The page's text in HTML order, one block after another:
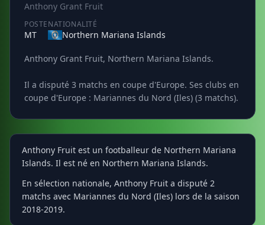
Anthony Grant Fruit
POSTE
MT
NATIONALITÉ
Northern Mariana Islands
Anthony Grant Fruit, Northern Mariana Islands.
Il a disputé 3 matchs en coupe d'Europe. Ses clubs en
coupe d'Europe : Mariannes du Nord (Iles) (3 matchs).
Anthony Fruit est un footballeur de Northern Mariana
Islands. Il est né en Northern Mariana Islands.
En sélection nationale, Anthony Fruit a disputé 2
matchs avec Mariannes du Nord (Iles) lors de la saison
2018-2019.